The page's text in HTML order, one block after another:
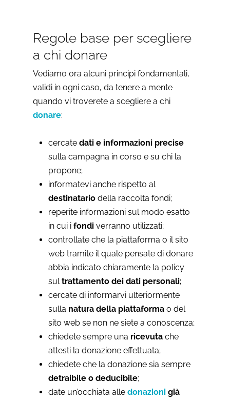
Regole base per scegliere
a chi donare
Vediamo ora alcuni principi fondamentali,
validi in ogni caso, da tenere a mente
quando vi troverete a scegliere a chi
donare:
cercate dati e informazioni precise
sulla campagna in corso e su chi la
propone;
informatevi anche rispetto al
destinatario della raccolta fondi;
reperite informazioni sul modo esatto
in cui i fondi verranno utilizzati;
controllate che la piattaforma o il sito
web tramite il quale pensate di donare
abbia indicato chiaramente la policy
sultrattamento dei dati personali;
cercate di informarvi ulteriormente
sulla natura della piattaforma o del
sito web se non ne siete a conoscenza;
chiedete sempre una ricevuta che
attesti la donazione effettuata;
chiedete che la donazione sia sempre
detraibile o deducibile;
date un’occhiata alle donazioni già